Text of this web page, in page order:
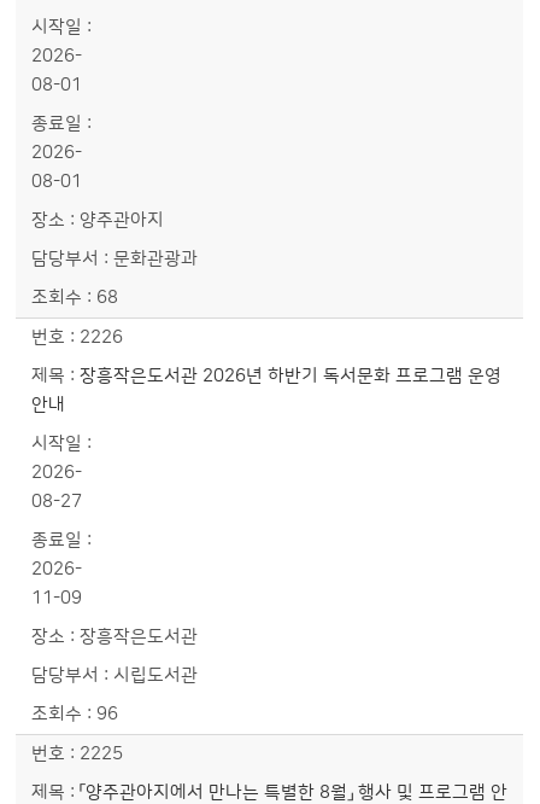
2026-
08-01
2026-
08-01
양주관아지
문화관광과
68
2226
장흥작은도서관 2026년 하반기 독서문화 프로그램 운영
안내
2026-
08-27
2026-
11-09
장흥작은도서관
시립도서관
96
2225
「양주관아지에서 만나는 특별한 8월」 행사 및 프로그램 안